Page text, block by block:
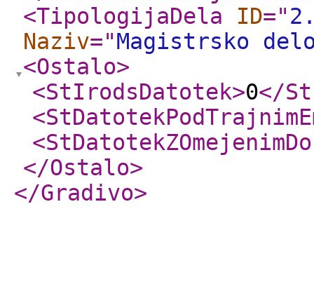
<TipologijaDela
ID="
Naziv="Magistrsko
<Ostalo>
<StIrodsDatotek>0</
</Ostalo>
</Gradivo>